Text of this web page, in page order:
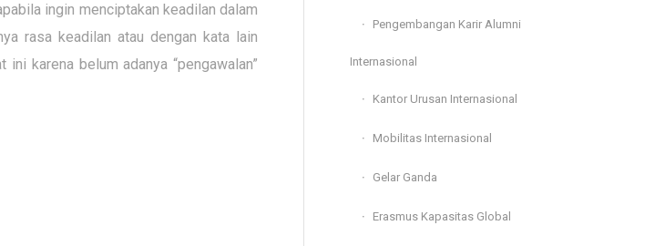
ingin menciptakan keadilan dalam
rasa keadilan atau dengan kata lain
karena belum adanya “pengawalan”
Pengembangan Karir Alumni
Internasional
Kantor Urusan Internasional
Mobilitas Internasional
Gelar Ganda
Erasmus Kapasitas Global